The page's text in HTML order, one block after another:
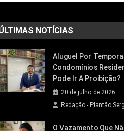
NOTÍCIAS
Aluguel Por
Condomínios
Pode Ir A Proibição?
20 de julho de 2026
Redação - Plantão
O Vazamento Que